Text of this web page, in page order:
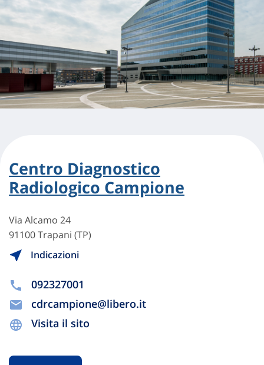
Centro Diagnostico
Radiologico Campione
Via Alcamo 24
91100 Trapani (TP)
Indicazioni
092327001
cdrcampione@libero.it
Visita il sito